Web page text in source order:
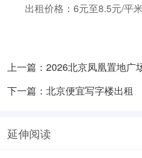
出租价格：6元至8.5元/平
上一篇：2026北京凤凰置地广
下一篇：北京便宜写字楼出租
延伸阅读